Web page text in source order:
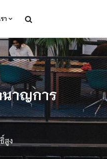
า
นาญการ
สูง